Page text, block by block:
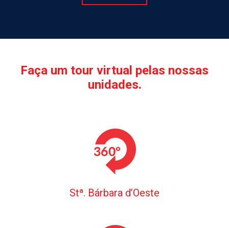
Faça um tour virtual pelas nossas
unidades.
Stª. Bárbara d’Oeste